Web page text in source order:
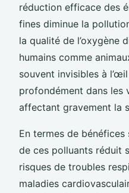
réduction efficace des
fines diminue la
la qualité de l’oxygène
humains comme
souvent invisibles à
profondément dans les
affectant gravement la
En termes de
de ces polluants réduit
risques de troubles
maladies